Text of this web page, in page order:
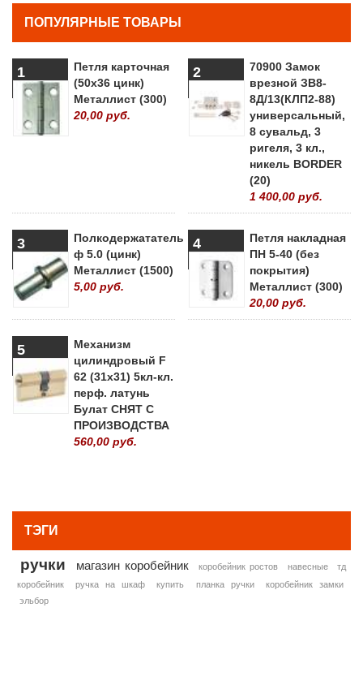
ПОПУЛЯРНЫЕ ТОВАРЫ
1
Петля карточная
(50х36 цинк)
Металлист (300)
20,00 руб.
2
70900 Замок
врезной ЗВ8-
8Д/13(КЛП2-88)
универсальный,
8 сувальд, 3
ригеля, 3 кл.,
никель BORDER
(20)
1 400,00 руб.
3
Полкодержататель
ф 5.0 (цинк)
Металлист (1500)
5,00 руб.
4
Петля накладная
ПН 5-40 (без
покрытия)
Металлист (300)
20,00 руб.
5
Механизм
цилиндровый F
62 (31х31) 5кл-кл.
перф. латунь
Булат СНЯТ С
ПРОИЗВОДСТВА
560,00 руб.
ТЭГИ
ручки магазин коробейник коробейник ростов навесные
тд
коробейник
ручка на шкаф купить планка ручки
коробейник замки
эльбор